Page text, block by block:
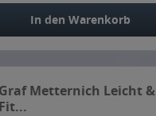
In den Warenkorb
Graf Metternich Leicht &
Fit...